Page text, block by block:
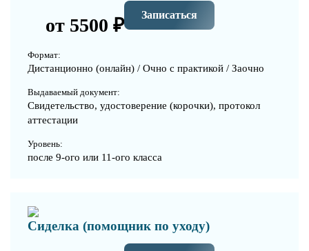
от 5500 ₽ Записаться
Формат:
Дистанционно (онлайн) / Очно с практикой / Заочно
Выдаваемый документ:
Свидетельство, удостоверение (корочки), протокол
аттестации
Уровень:
после 9-ого или 11-ого класса
Сиделка (помощник по уходу)